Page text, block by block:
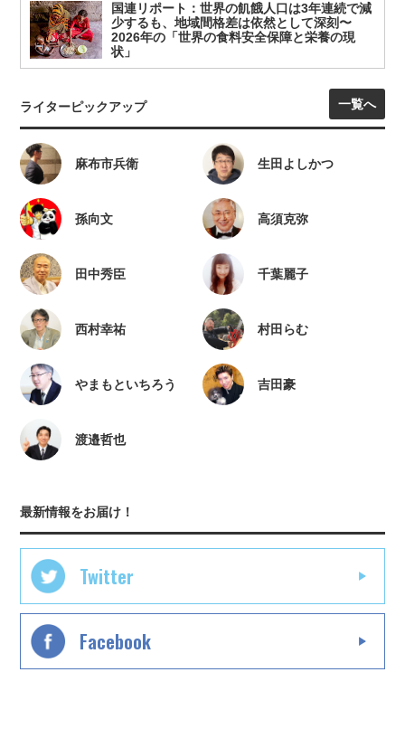
国連リポート：世界の飢餓人口は3年連続で減
少するも、地域間格差は依然として深刻〜
2026年の「世界の食料安全保障と栄養の現
状」
ライターピックアップ 一覧へ
麻布市兵衛 生田よしかつ
孫向文 高須克弥
田中秀臣 千葉麗子
西村幸祐 村田らむ
やまもといちろう 吉田豪
渡邉哲也
最新情報をお届け！
Twitter
Facebook